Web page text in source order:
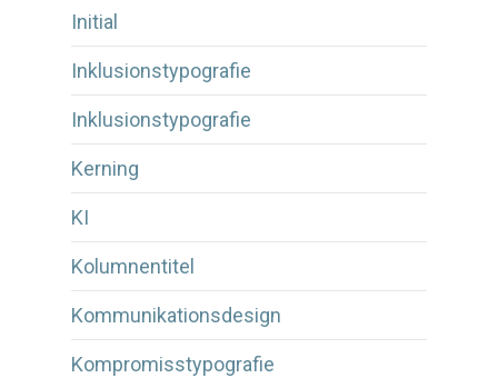
Initial
Inklusionstypografie
Inklusionstypografie
Kerning
KI
Kolumnentitel
Kommunikationsdesign
Kompromisstypografie